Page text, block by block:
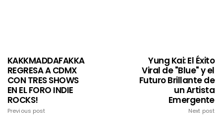
KAKKMADDAFAKKA
REGRESA A CDMX
CON TRES SHOWS
EN EL FORO INDIE
ROCKS!
Previous post
Yung Kai: El Éxito
Viral de "Blue" y el
Futuro Brillante de
un Artista
Emergente
Next post